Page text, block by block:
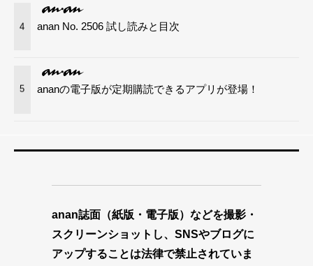
4 anan No. 2506 試し読みと目次
5 ananの電子版が定期購読できるアプリが登場！
anan誌面（紙版・電子版）などを撮影・
スクリーンショットし、SNSやブログに
アップすることは法律で禁止されていま